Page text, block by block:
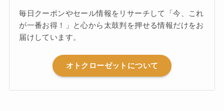
毎日クーポンやセール情報をリサーチして「今、これ
が一番お得！」と心から太鼓判を押せる情報だけをお
届けしています。
オトクローゼットについて